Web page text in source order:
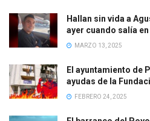
Hallan sin vida a
ayer cuando salía
MARZO 13, 2025
El ayuntamiento de
ayudas de la
FEBRERO 24, 2025